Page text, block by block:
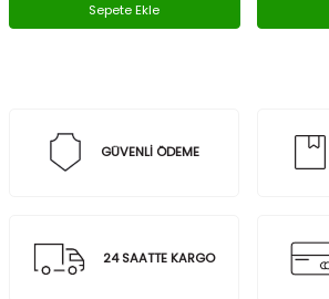
Sepete Ekle
GÜVENLİ ÖDEME
24 SAATTE KARGO